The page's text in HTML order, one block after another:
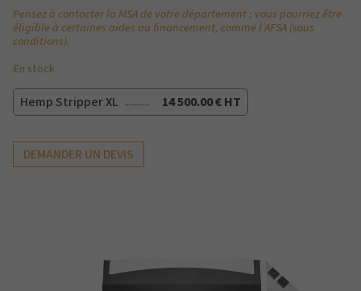
Pensez à contacter la MSA de votre département : vous pourriez être
éligible à certaines aides au financement, comme l’AFSA (sous
conditions).
En stock
Hemp Stripper XL 14 500.00 € HT
DEMANDER UN DEVIS